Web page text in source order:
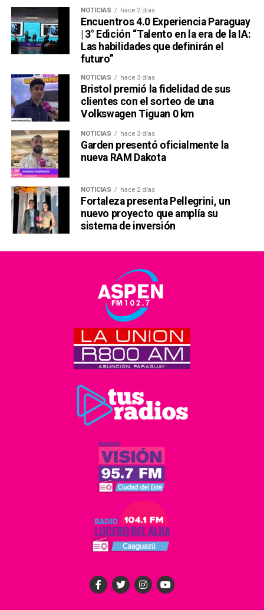
NOTICIAS hace 2 días
Encuentros 4.0 Experiencia Paraguay
| 3° Edición “Talento en la era de la IA:
Las habilidades que definirán el
futuro”
NOTICIAS hace 3 días
Bristol premió la fidelidad de sus
clientes con el sorteo de una
Volkswagen Tiguan 0 km
NOTICIAS hace 3 días
Garden presentó oficialmente la
nueva RAM Dakota
NOTICIAS hace 2 días
Fortaleza presenta Pellegrini, un
nuevo proyecto que amplía su
sistema de inversión